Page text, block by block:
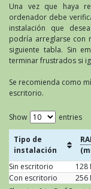
Una vez que haya
ordenador debe
instalación que
podría arreglarse con
siguiente tabla. Sin
terminar frustrados si
Se recomienda como
escritorio.
Show entries
Tipo de
instalación
Sin escritorio
128
Con escritorio
256